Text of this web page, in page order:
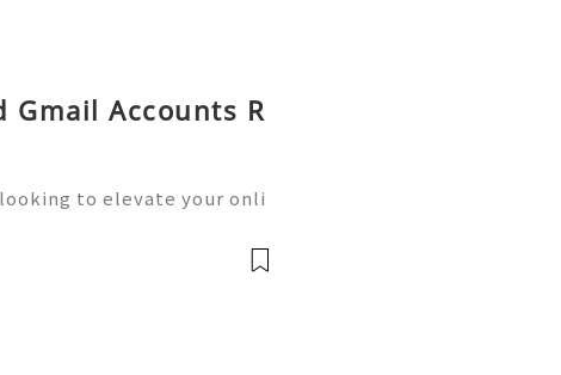
Gmail Accounts R
to elevate your onli
solution you need.We o